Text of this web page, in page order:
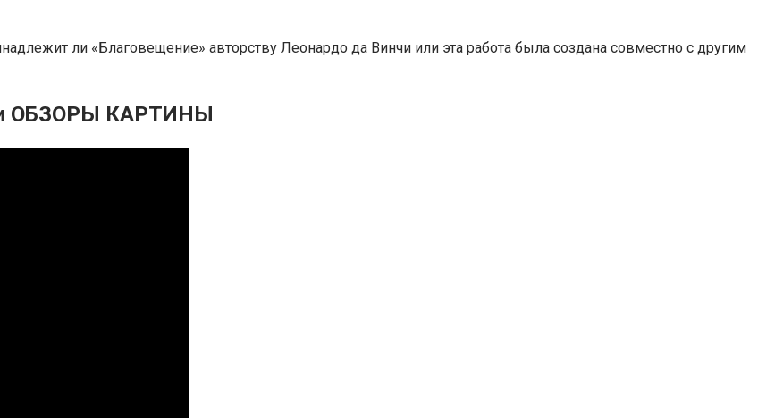
ли «Благовещение» авторству Леонардо да Винчи или эта работа была создана совместно с другим
ОБЗОРЫ КАРТИНЫ